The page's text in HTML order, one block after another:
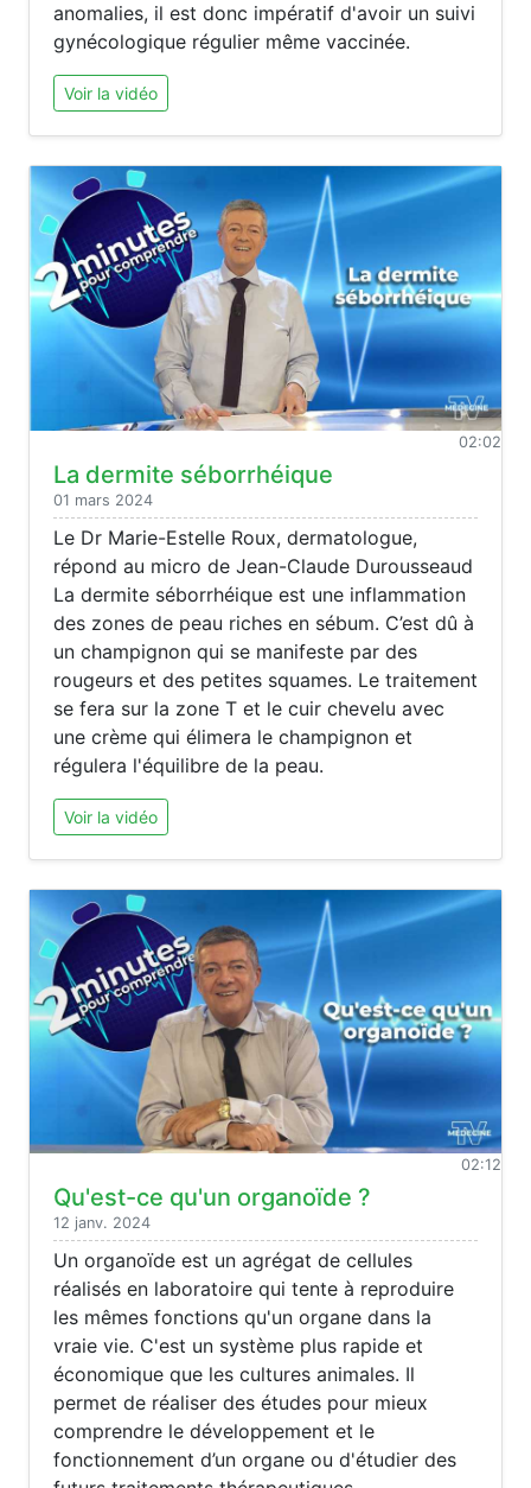
anomalies, il est donc impératif d'avoir un suivi
gynécologique régulier même vaccinée.
Voir la vidéo
02:02
La dermite séborrhéique
01 mars 2024
Le Dr Marie-Estelle Roux, dermatologue,
répond au micro de Jean-Claude Durousseaud
La dermite séborrhéique est une inflammation
des zones de peau riches en sébum. C’est dû à
un champignon qui se manifeste par des
rougeurs et des petites squames. Le traitement
se fera sur la zone T et le cuir chevelu avec
une crème qui élimera le champignon et
régulera l'équilibre de la peau.
Voir la vidéo
02:12
Qu'est-ce qu'un organoïde ?
12 janv. 2024
Un organoïde est un agrégat de cellules
réalisés en laboratoire qui tente à reproduire
les mêmes fonctions qu'un organe dans la
vraie vie. C'est un système plus rapide et
économique que les cultures animales. Il
permet de réaliser des études pour mieux
comprendre le développement et le
fonctionnement d’un organe ou d'étudier des